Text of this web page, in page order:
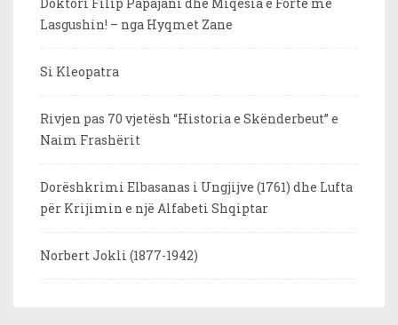
Doktori Filip Papajani dhe Miqësia e Fortë me
Lasgushin! – nga Hyqmet Zane
Si Kleopatra
Rivjen pas 70 vjetësh “Historia e Skënderbeut” e
Naim Frashërit
Dorëshkrimi Elbasanas i Ungjijve (1761) dhe Lufta
për Krijimin e një Alfabeti Shqiptar
Norbert Jokli (1877-1942)